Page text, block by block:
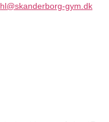
hl@skanderborg-gym.dk